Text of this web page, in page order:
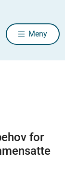
Meny
for